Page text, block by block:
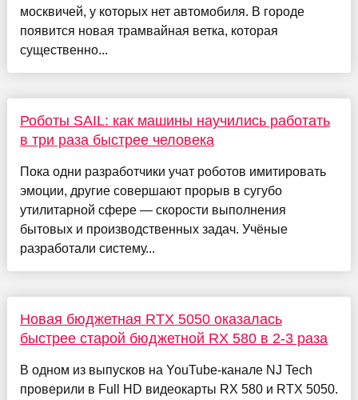
москвичей, у которых нет автомобиля. В городе
появится новая трамвайная ветка, которая
существенно...
Роботы SAIL: как машины научились работать
в три раза быстрее человека
Пока одни разработчики учат роботов имитировать
эмоции, другие совершают прорыв в сугубо
утилитарной сфере — скорости выполнения
бытовых и производственных задач. Учёные
разработали систему...
Новая бюджетная RTX 5050 оказалась
быстрее старой бюджетной RX 580 в 2-3 раза
В одном из выпусков на YouTube-канале NJ Tech
проверили в Full HD видеокарты RX 580 и RTX 5050.